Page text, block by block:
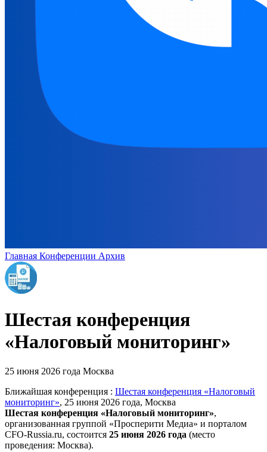
Главная Конференции Архив
Шестая конференция
«Налоговый мониторинг»
25 июня 2026 года Москва
Ближайшая конференция : Шестая конференция «Налоговый
мониторинг», 25 июня 2026 года, Москва
Шестая конференция «Налоговый мониторинг»,
организованная группой «Просперити Медиа» и порталом
CFO-Russia.ru, состоится 25 июня 2026 года (место
проведения: Москва).